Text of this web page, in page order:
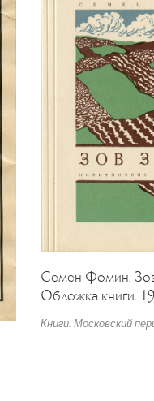
Семен Фомин.
Обложка книги.
Книги. Московский